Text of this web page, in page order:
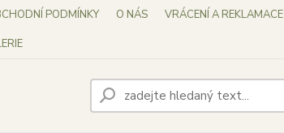
PODMÍNKY O NÁS VRÁCENÍ A REKLAMACE